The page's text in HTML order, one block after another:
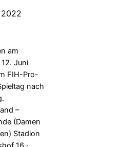
am
Juni
FIH-Pro-
nach
–
(Damen
Stadion